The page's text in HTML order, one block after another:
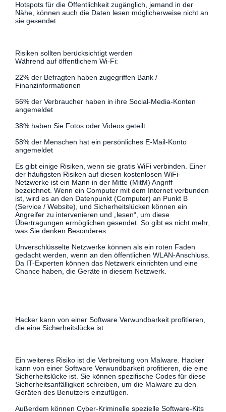
Hotspots für die Öffentlichkeit zugänglich, jemand in der
Nähe, können auch die Daten lesen möglicherweise nicht an
sie gesendet.
Risiken sollten berücksichtigt werden
Während auf öffentlichem Wi-Fi:
22% der Befragten haben zugegriffen Bank /
Finanzinformationen
56% der Verbraucher haben in ihre Social-Media-Konten
angemeldet
38% haben Sie Fotos oder Videos geteilt
58% der Menschen hat ein persönliches E-Mail-Konto
angemeldet
Es gibt einige Risiken, wenn sie gratis WiFi verbinden. Einer
der häufigsten Risiken auf diesen kostenlosen WiFi-
Netzwerke ist ein Mann in der Mitte (MitM) Angriff
bezeichnet. Wenn ein Computer mit dem Internet verbunden
ist, wird es an den Datenpunkt (Computer) an Punkt B
(Service / Website), und Sicherheitslücken können ein
Angreifer zu intervenieren und „lesen“, um diese
Übertragungen ermöglichen gesendet. So gibt es nicht mehr,
was Sie denken Besonderes.
Unverschlüsselte Netzwerke können als ein roten Faden
gedacht werden, wenn an den öffentlichen WLAN-Anschluss.
Da IT-Experten können das Netzwerk einrichten und eine
Chance haben, die Geräte in diesem Netzwerk.
Hacker kann von einer Software Verwundbarkeit profitieren,
die eine Sicherheitslücke ist.
Ein weiteres Risiko ist die Verbreitung von Malware. Hacker
kann von einer Software Verwundbarkeit profitieren, die eine
Sicherheitslücke ist. Sie können spezifische Codes für diese
Sicherheitsanfälligkeit schreiben, um die Malware zu den
Geräten des Benutzers einzufügen.
Außerdem können Cyber-Kriminelle spezielle Software-Kits